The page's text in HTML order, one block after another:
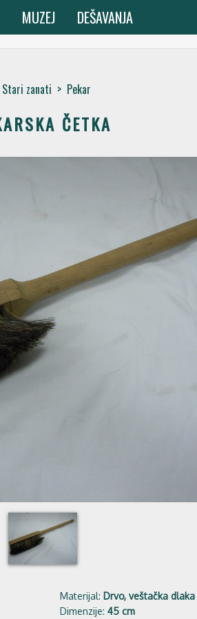
MUZEJ DEŠAVANJA
Stari zanati > Pekar
ČETKA
Materijal: Drvo, veštačka dlaka
Dimenzije: 45 cm